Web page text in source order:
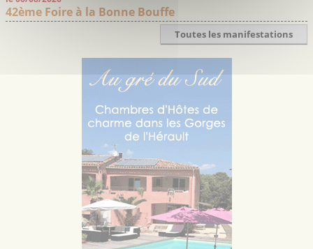
42ème Foire à la Bonne Bouffe
Toutes les manifestations